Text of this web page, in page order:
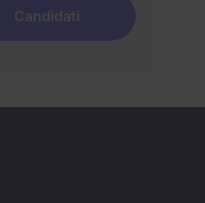
Candidati